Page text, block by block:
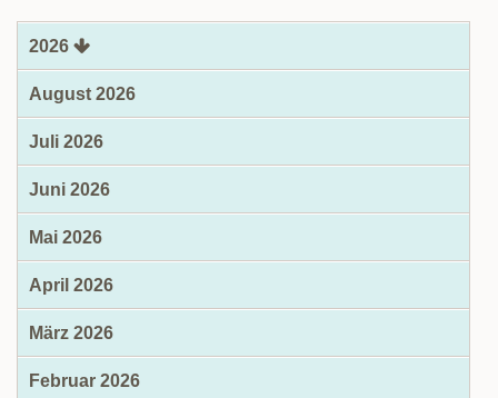
2026
August 2026
Juli 2026
Juni 2026
Mai 2026
April 2026
März 2026
Februar 2026